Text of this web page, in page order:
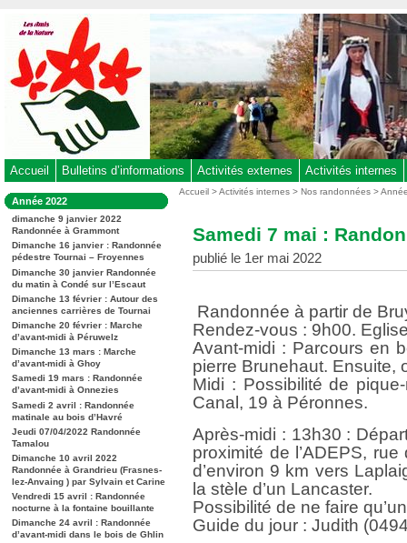
au
contenu
-
Aller
au
menu
-
à
la
recherche
Accueil Bulletins d’informations Activités externes Activités internes
Dans
la
rubrique
:
Année 2022
dimanche 9 janvier 2022
Randonnée à Grammont
Dimanche 16 janvier : Randonnée
pédestre Tournai – Froyennes
Dimanche 30 janvier Randonnée
du matin à Condé sur l’Escaut
Dimanche 13 février : Autour des
anciennes carrières de Tournai
Dimanche 20 février : Marche
d’avant-midi à Péruwelz
Dimanche 13 mars : Marche
d’avant-midi à Ghoy
Samedi 19 mars : Randonnée
d’avant-midi à Onnezies
Samedi 2 avril : Randonnée
matinale au bois d’Havré
Jeudi 07/04/2022 Randonnée
Tamalou
Dimanche 10 avril 2022
Randonnée à Grandrieu (Frasnes-
lez-Anvaing ) par Sylvain et Carine
Vendredi 15 avril : Randonnée
nocturne à la fontaine bouillante
Dimanche 24 avril : Randonnée
d’avant-midi dans le bois de Ghlin
Vous
Accueil >Activités internes >Nos randonnées>
Samedi 7 mai :
publié le 1er mai 2022
Randonnée à partir de
Rendez-vous : 9h00.
Avant-midi : Parcours en
pierre Brunehaut. Ensuite,
Midi : Possibilité de
Canal, 19 à Péronnes.
Après-midi : 13h30 :
proximité de l’ADEPS,
d’environ 9 km vers
la stèle d’un Lancaster.
Possibilité de ne faire
Guide du jour : Judith